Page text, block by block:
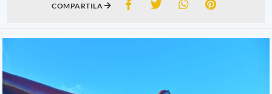
COMPARTILA